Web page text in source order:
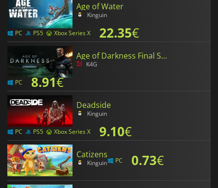
Age of Water
Kinguin
PC PS5 Xbox Series X 22.35€
Age of Darkness Final Stand
K4G
PC 8.91€
Deadside
Kinguin
PC PS5 Xbox Series X 9.10€
Catizens
Kinguin PC 0.73€